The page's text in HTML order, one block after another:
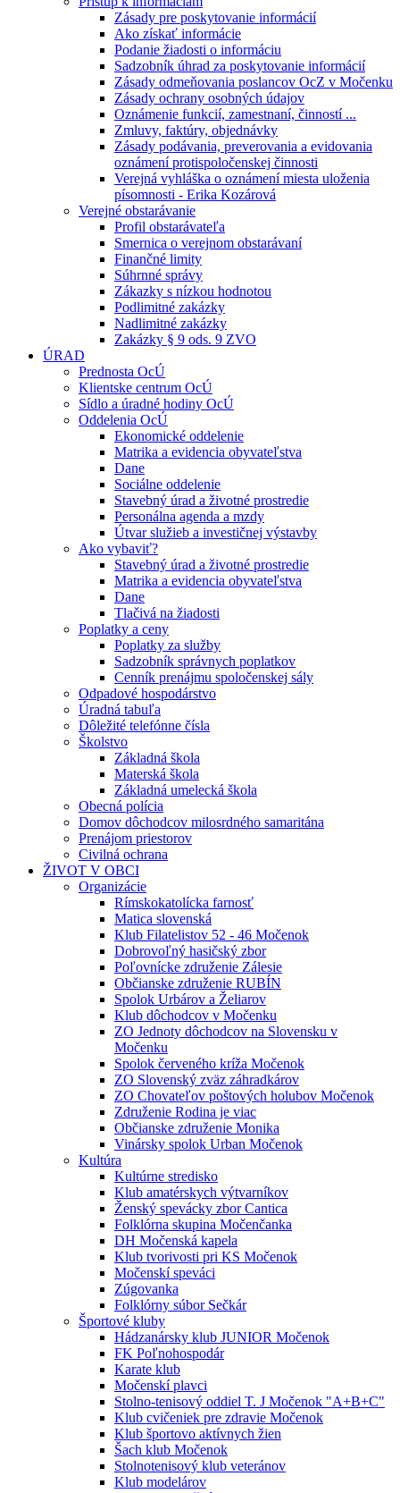
Zásady pre poskytovanie informácií
Ako získať informácie
Podanie žiadosti o informáciu
Sadzobník úhrad za poskytovanie informácií
Zásady odmeňovania poslancov OcZ v Močenku
Zásady ochrany osobných údajov
Oznámenie funkcií, zamestnaní, činností ...
Zmluvy, faktúry, objednávky
Zásady podávania, preverovania a evidovania
oznámení protispoločenskej činnosti
Verejná vyhláška o oznámení miesta uloženia
písomnosti - Erika Kozárová
Verejné obstarávanie
Profil obstarávateľa
Smernica o verejnom obstarávaní
Finančné limity
Súhrnné správy
Zákazky s nízkou hodnotou
Podlimitné zakázky
Nadlimitné zakázky
Zakázky § 9 ods. 9 ZVO
ÚRAD
Prednosta OcÚ
Klientske centrum OcÚ
Sídlo a úradné hodiny OcÚ
Oddelenia OcÚ
Ekonomické oddelenie
Matrika a evidencia obyvateľstva
Dane
Sociálne oddelenie
Stavebný úrad a životné prostredie
Personálna agenda a mzdy
Útvar služieb a investičnej výstavby
Ako vybaviť?
Stavebný úrad a životné prostredie
Matrika a evidencia obyvateľstva
Dane
Tlačivá na žiadosti
Poplatky a ceny
Poplatky za služby
Sadzobník správnych poplatkov
Cenník prenájmu spoločenskej sály
Odpadové hospodárstvo
Úradná tabuľa
Dôležité telefónne čísla
Školstvo
Základná škola
Materská škola
Základná umelecká škola
Obecná polícia
Domov dôchodcov milosrdného samaritána
Prenájom priestorov
Civilná ochrana
ŽIVOT V OBCI
Organizácie
Rímskokatolícka farnosť
Matica slovenská
Klub Filatelistov 52 - 46 Močenok
Dobrovoľný hasičský zbor
Poľovnícke združenie Zálesie
Občianske združenie RUBÍN
Spolok Urbárov a Želiarov
Klub dôchodcov v Močenku
ZO Jednoty dôchodcov na Slovensku v
Močenku
Spolok červeného kríža Močenok
ZO Slovenský zväz záhradkárov
ZO Chovateľov poštových holubov Močenok
Združenie Rodina je viac
Občianske združenie Monika
Vinársky spolok Urban Močenok
Kultúra
Kultúrne stredisko
Klub amatérskych výtvarníkov
Ženský spevácky zbor Cantica
Folklórna skupina Močenčanka
DH Močenská kapela
Klub tvorivosti pri KS Močenok
Močenskí speváci
Zúgovanka
Folklórny súbor Sečkár
Športové kluby
Hádzanársky klub JUNIOR Močenok
FK Poľnohospodár
Karate klub
Močenskí plavci
Stolno-tenisový oddiel T. J Močenok "A+B+C"
Klub cvičeniek pre zdravie Močenok
Klub športovo aktívnych žien
Šach klub Močenok
Stolnotenisový klub veteránov
Klub modelárov